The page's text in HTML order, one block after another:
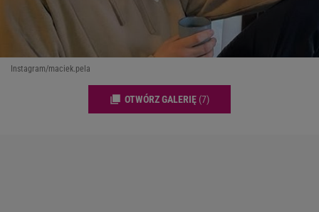
Instagram/maciek.pela
OTWÓRZ GALERIĘ (7)